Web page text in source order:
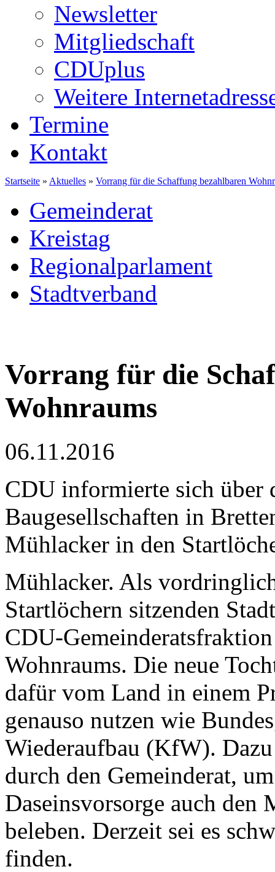
Newsletter
Mitgliedschaft
CDUplus
Weitere
Termine
Kontakt
Startseite » Aktuelles » Vorrang für die Schaffung bezahlbaren
Gemeinderat
Kreistag
Regionalparlament
Stadtverband
Vorrang für die
Wohnraums
06.11.2016
CDU informierte sich über
Baugesellschaften in
Mühlacker in den
Mühlacker. Als
Startlöchern sitzenden
CDU-
Wohnraums. Die neue
dafür vom Land in einem
genauso nutzen wie
Wiederaufbau (KfW).
durch den Gemeinderat,
Daseinsvorsorge auch
beleben. Derzeit sei es
finden.